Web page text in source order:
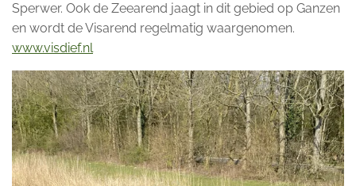
Sperwer. Ook de Zeearend jaagt in dit gebied op Ganzen
en wordt de Visarend regelmatig waargenomen.
www.visdief.nl